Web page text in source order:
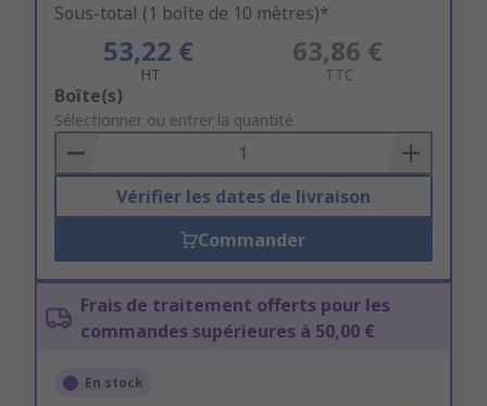
Sous-total (1 boîte de 10 mètres)*
53,22 €
HT
63,86 €
TTC
Add
to
Basket
Boîte(s)
Sélectionner ou entrer la quantité
Vérifier les dates de livraison
Commander
Frais de traitement offerts pour les
commandes supérieures à 50,00 €
En stock